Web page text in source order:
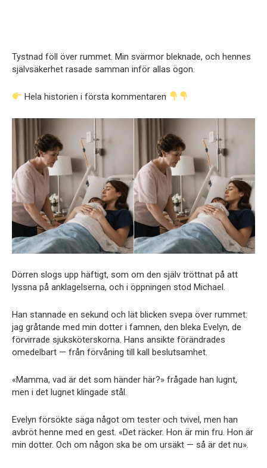
Tystnad föll över rummet. Min svärmor bleknade, och hennes
självsäkerhet rasade samman inför allas ögon.
Hela historien i första kommentaren
Dörren slogs upp häftigt, som om den själv tröttnat på att
lyssna på anklagelserna, och i öppningen stod Michael.
Han stannade en sekund och lät blicken svepa över rummet:
jag gråtande med min dotter i famnen, den bleka Evelyn, de
förvirrade sjuksköterskorna. Hans ansikte förändrades
omedelbart — från förvåning till kall beslutsamhet.
«Mamma, vad är det som händer här?» frågade han lugnt,
men i det lugnet klingade stål.
Evelyn försökte säga något om tester och tvivel, men han
avbröt henne med en gest. «Det räcker. Hon är min fru. Hon är
min dotter. Och om någon ska be om ursäkt — så är det nu».